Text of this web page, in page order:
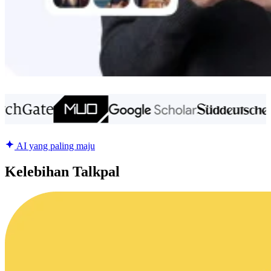
AI yang paling maju
Kelebihan Talkpal